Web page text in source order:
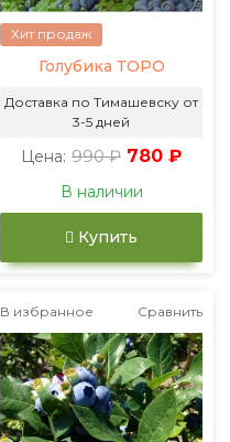
Хит продаж
Голубика ТОРО
Доставка по Тимашевску от
3-5 дней
Цена: 990 ₽ 780 ₽
В наличии
Купить
В избранное Сравнить